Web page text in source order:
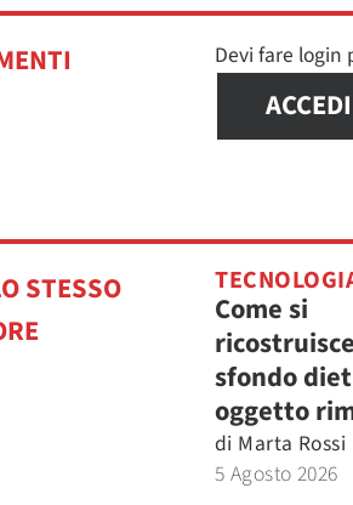
Devi fare login
ACCEDI
STESSO
Come si
sfondo
oggetto
di Marta Rossi
5 Agosto 2026